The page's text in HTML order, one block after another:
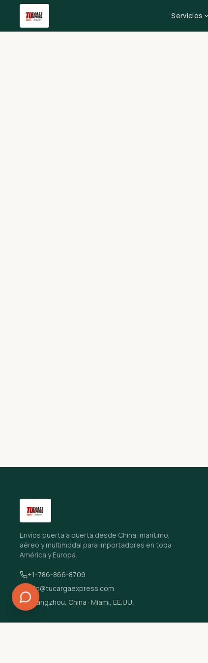
Servicios
Envíos puerta a puerta desde China: marítimo,
aéreo y multimodal para importadores en toda
América y Europa.
+1-786-866-8709
info@tucargaexpress.com
Guangzhou, China · Miami, EE.UU.